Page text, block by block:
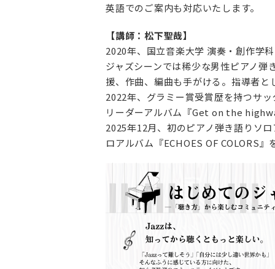
英語でのご案内も対応いたします。
【講師：松下聖哉】
2020年、国立音楽大学 演奏・創作学
ジャズシーンでは稀少な男性ピアノ
援、作曲、編曲も手がける。指導者
2022年、グラミー賞受賞歴を持つサ
リーダーアルバム『Get on the
2025年12月、初のピアノ弾き語りソ
ロアルバム『ECHOES OF COLORS